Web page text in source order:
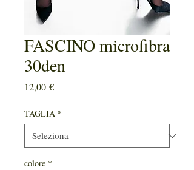
FASCINO microfibra
30den
12,00 €Prezzo
TAGLIA *
colore *